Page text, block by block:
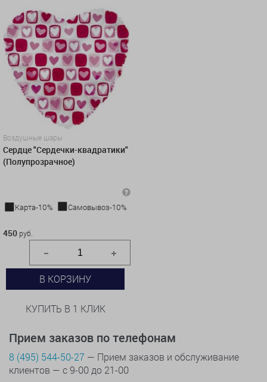
Воздушные шары
Сердце "Сердечки-квадратики"
(Полупрозрачное)
Карта-10%
Самовывоз-10%
450 руб.
В КОРЗИНУ
КУПИТЬ В 1 КЛИК
Прием заказов по телефонам
8 (495) 544-50-27 — Прием заказов и обслуживание
клиентов — с 9-00 до 21-00